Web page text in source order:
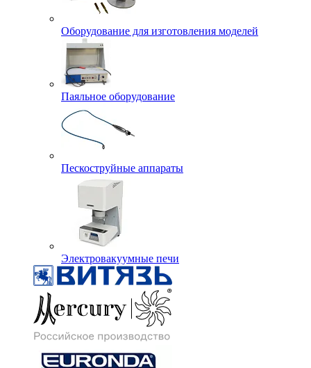
Оборудование для изготовления моделей
Паяльное оборудование
Пескоструйные аппараты
Электровакуумные печи